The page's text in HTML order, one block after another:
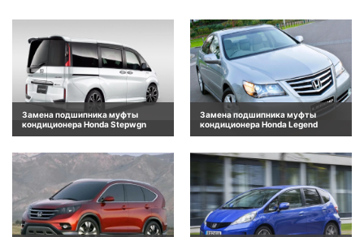
Замена подшипника муфты
кондиционера Honda Stepwgn
Замена подшипника муфты
кондиционера Honda Legend